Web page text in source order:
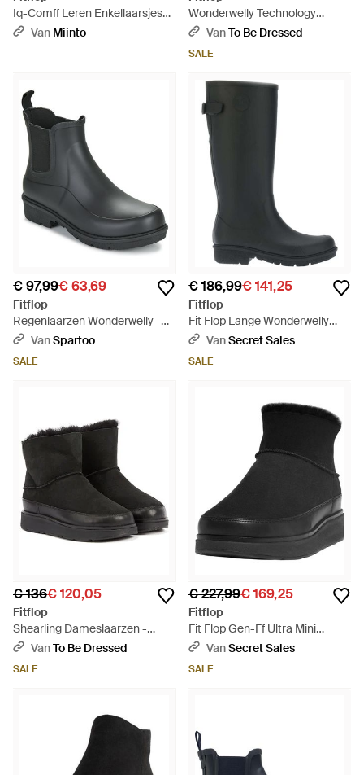
Iq-Comff Leren Enkellaarsjes
Met Kwastjes - Zwart
Van Miinto
Wonderwelly Technology
Laarzen - Zwart
VanTo Be Dressed
SALE
€ 97,99€ 63,69
Fitflop
Regenlaarzen Wonderwelly -
Zwart
VanSpartoo
SALE
€ 186,99€ 141,25
Fitflop
Fit Flop Lange Wonderwelly
Technologie Wellington
VanSecret Sales
SALE
€ 136€ 120,05
Fitflop
Shearling Dameslaarzen -
Zwart
VanTo Be Dressed
SALE
€ 227,99€ 169,25
Fitflop
Fit Flop Gen-Ff Ultra Mini
Doubleface Enkellaarsjes -
VanSecret Sales
SALE